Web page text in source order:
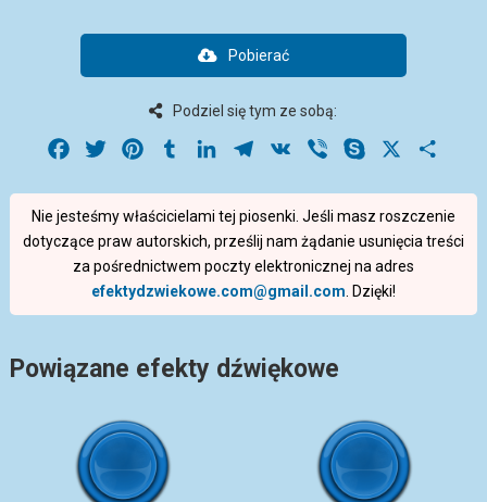
Pobierać
Podziel się tym ze sobą:
Facebook
Twitter PinterestTumblrLinkedInTelegram
VK Viber Skype
Nie jesteśmy właścicielami tej piosenki. Jeśli masz roszczenie
dotyczące praw autorskich, prześlij nam żądanie usunięcia treści
za pośrednictwem poczty elektronicznej na adres
efektydzwiekowe.com@gmail.com . Dzięki!
Powiązane efekty dźwiękowe